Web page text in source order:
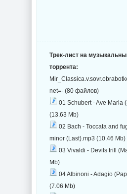
Трек-лист на
торрента:
net=- (80 файлов)
01 Schubert - Ave Maria
(13.63 Mb)
02 Bach - Toccata and
minor (Last).mp3 (10.46 Mb)
03 Vivaldi - Devils trill
Mb)
04 Albinoni - Adagio
(7.06 Mb)